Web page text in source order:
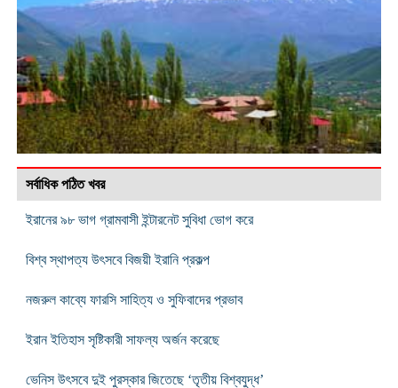
সর্বাধিক পঠিত খবর
ইরানের ৯৮ ভাগ গ্রামবাসী ইন্টারনেট সুবিধা ভোগ করে
বিশ্ব স্থাপত্য উৎসবে বিজয়ী ইরানি প্রকল্প
নজরুল কাব্যে ফারসি সাহিত্য ও সুফিবাদের প্রভাব
ইরান ইতিহাস সৃষ্টিকারী সাফল্য অর্জন করেছে
ভেনিস উৎসবে দুই পুরস্কার জিতেছে ‘তৃতীয় বিশ্বযুদ্ধ’